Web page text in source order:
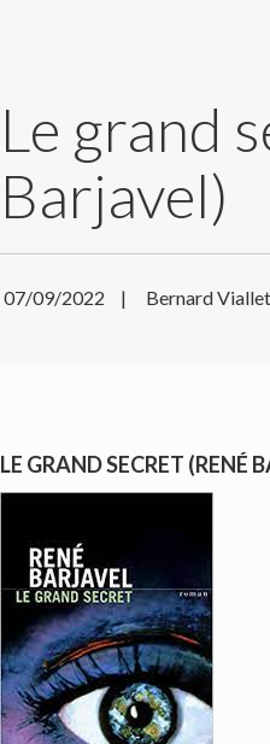
Le grand
Barjavel)
07/09/2022 | Bernard Viallet
LE GRAND SECRET (RENÉ